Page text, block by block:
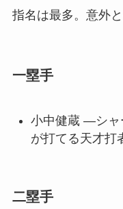
指名は最多。意外
一塁手
小中健蔵 —シャ
が打てる天才打
二塁手